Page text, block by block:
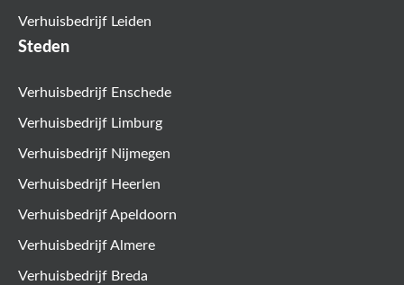
Verhuisbedrijf Leiden
Steden
Verhuisbedrijf Enschede
Verhuisbedrijf Limburg
Verhuisbedrijf Nijmegen
Verhuisbedrijf Heerlen
Verhuisbedrijf Apeldoorn
Verhuisbedrijf Almere
Verhuisbedrijf Breda